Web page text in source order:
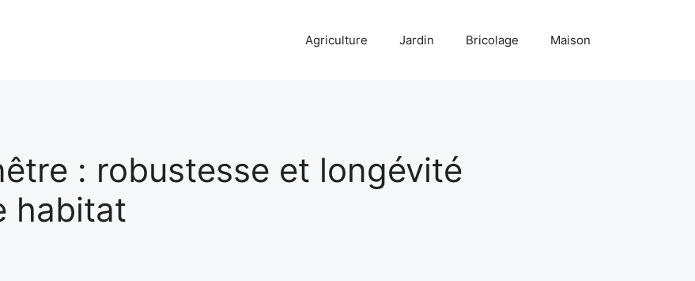
Agriculture Jardin Bricolage Maison
: robustesse et longévité
habitat